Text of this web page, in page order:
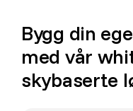
Bygg din
med vår
skybaserte